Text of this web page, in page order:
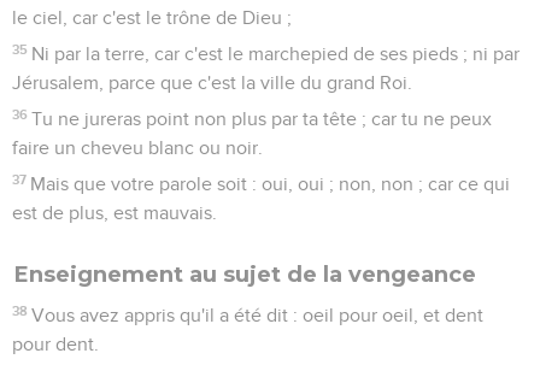
le ciel, car c'est le trône de Dieu ;
35 Ni par la terre, car c'est le marchepied de ses pieds ; ni par
Jérusalem, parce que c'est la ville du grand Roi.
36 Tu ne jureras point non plus par ta tête ; car tu ne peux
faire un cheveu blanc ou noir.
37 Mais que votre parole soit : oui, oui ; non, non ; car ce qui
est de plus, est mauvais.
Enseignement au sujet de la vengeance
38 Vous avez appris qu'il a été dit : oeil pour oeil, et dent
pour dent.